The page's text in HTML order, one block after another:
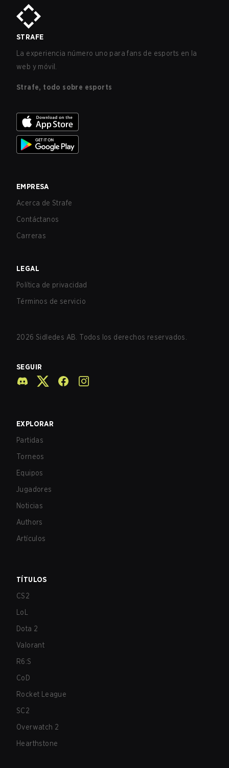
STRAFE
La experiencia número uno para fans de esports en la
web y móvil.
Strafe, todo sobre esports
EMPRESA
Acerca de Strafe
Contáctanos
Carreras
LEGAL
Política de privacidad
Términos de servicio
2026 Sidledes AB. Todos los derechos reservados.
SEGUIR
EXPLORAR
Partidas
Torneos
Equipos
Jugadores
Noticias
Authors
Artículos
TÍTULOS
CS2
LoL
Dota 2
Valorant
R6:S
CoD
Rocket League
SC2
Overwatch 2
Hearthstone